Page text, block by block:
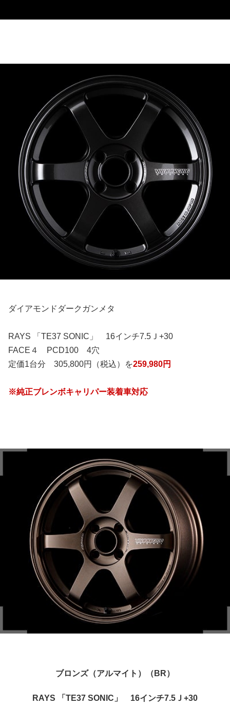
ダイアモンドダークガンメタ
RAYS 「TE37 SONIC」 16インチ7.5Ｊ+30
FACE４ PCD100 4穴
定価1台分 305,800円（税込）を259,980円
※純正ブレンボキャリパー装着車対応
ブロンズ（アルマイト）（BR）
RAYS 「TE37 SONIC」 16インチ7.5Ｊ+30